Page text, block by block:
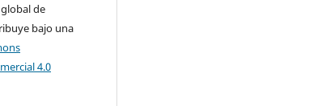
de
bajo una
4.0